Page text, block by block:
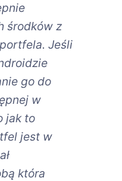
środków z
Jeśli
go do
w
jak to
jest w
która